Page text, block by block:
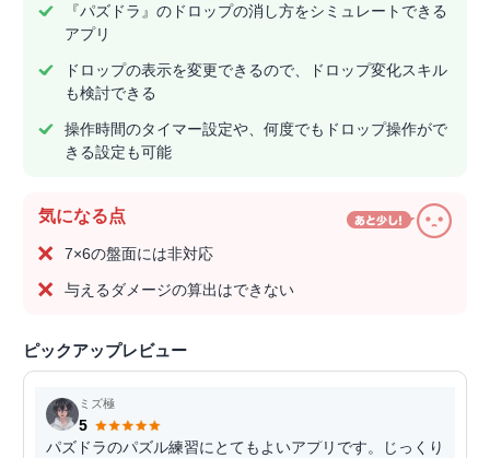
『パズドラ』のドロップの消し方をシミュレートできる
アプリ
ドロップの表示を変更できるので、ドロップ変化スキル
も検討できる
操作時間のタイマー設定や、何度でもドロップ操作がで
きる設定も可能
気になる点
7×6の盤面には非対応
与えるダメージの算出はできない
ピックアップレビュー
ミズ極
5
パズドラのパズル練習にとてもよいアプリです。じっくり